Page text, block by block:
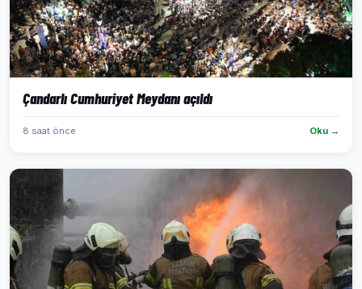
Çandarlı Cumhuriyet Meydanı açıldı
8 saat önce Oku →